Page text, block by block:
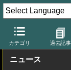
カテゴリ 過去記事
デジカメ Watch 撮
ニュース